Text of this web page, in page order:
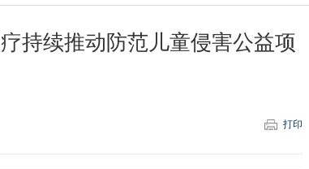
持续推动防范儿童侵害公益项
打印